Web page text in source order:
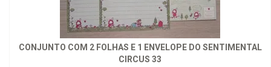
CONJUNTO COM 2 FOLHAS E 1 ENVELOPE DO SENTIMENTAL
CIRCUS 33